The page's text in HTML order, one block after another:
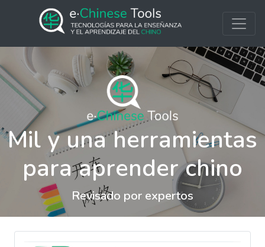
Mil y una herramientas
para aprender chino
Revisado por expertos